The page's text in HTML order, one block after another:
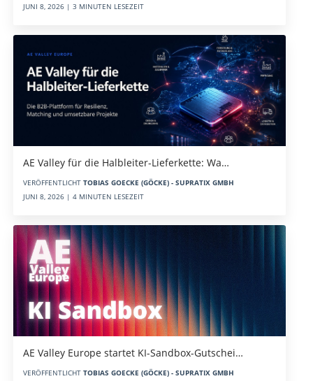
JUNI 8, 2026 | 3 MINUTEN LESEZEIT
AE Valley für die Halbleiter-Lieferkette: Wa…
VERÖFFENTLICHT TOBIAS GOECKE (GÖCKE) - SUPRATIX GMBH
JUNI 8, 2026 | 4 MINUTEN LESEZEIT
AE Valley Europe startet KI-Sandbox-Gutschei…
VERÖFFENTLICHT TOBIAS GOECKE (GÖCKE) - SUPRATIX GMBH